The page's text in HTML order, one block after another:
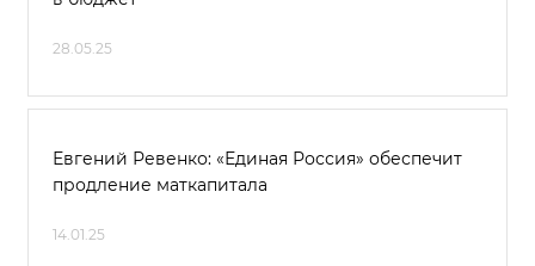
28.05.25
Евгений Ревенко: «Единая Россия» обеспечит
продление маткапитала
14.01.25